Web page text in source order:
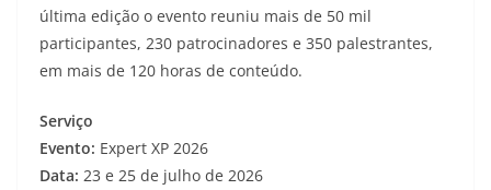
última edição o evento reuniu mais de 50 mil
participantes, 230 patrocinadores e 350 palestrantes,
em mais de 120 horas de conteúdo.
Serviço
Evento: Expert XP 2026
Data: 23 e 25 de julho de 2026